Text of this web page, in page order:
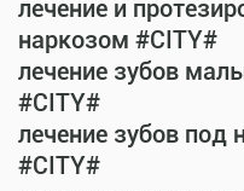
лечение и
наркозом #CITY#
лечение зубов
#CITY#
лечение зубов под
#CITY#